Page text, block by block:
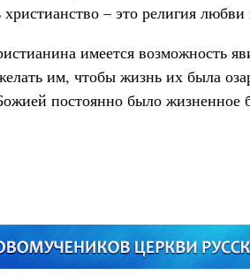
– это религия любви
имеется возможность
им, чтобы жизнь их была
постоянно было жизненное